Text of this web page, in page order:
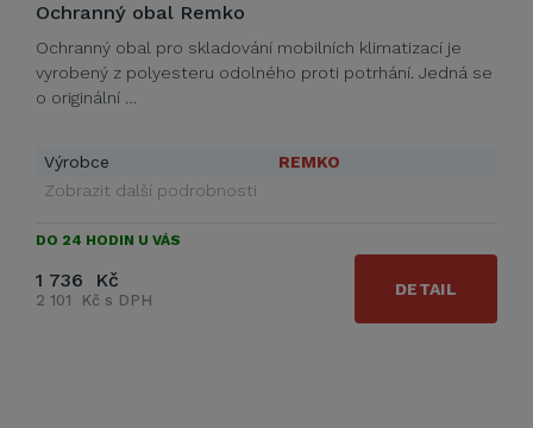
Ochranný obal Remko
Ochranný obal pro skladování mobilních klimatizací je
vyrobený z polyesteru odolného proti potrhání. Jedná se
o originální …
Výrobce
REMKO
Zobrazit další podrobnosti
DO 24 HODIN U VÁS
1 736 Kč
2 101 Kč s DPH
DETAIL